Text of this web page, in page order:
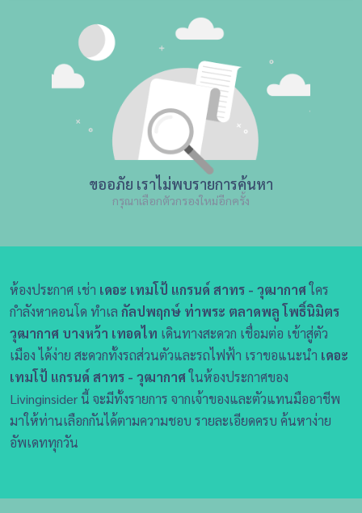
ขออภัย เราไม่พบรายการค้นหา
กรุณาเลือกตัวกรองใหม่อีกครั้ง
ห้องประกาศ เช่า เดอะ เทมโป้ แกรนด์ สาทร - วุฒากาศใคร
กำลังหาคอนโด ทำเล กัลปพฤกษ์ ท่าพระ ตลาดพลู โพธิ์นิมิตร
วุฒากาศ บางหว้า เทอดไท เดินทางสะดวก เชื่อมต่อ เข้าสู่ตัว
เมือง ได้ง่าย สะดวกทั้งรถส่วนตัวและรถไฟฟ้า เราขอแนะนำ เดอะ
เทมโป้ แกรนด์ สาทร - วุฒากาศในห้องประกาศของ
Livinginsider นี้ จะมีทั้งรายการ จากเจ้าของและตัวแทนมืออาชีพ
มาให้ท่านเลือกกันได้ตามความชอบ รายละเอียดครบ ค้นหาง่าย
อัพเดททุกวัน